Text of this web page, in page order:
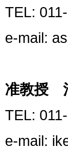
TEL:
e-mail:
准教授
TEL:
e-mail: